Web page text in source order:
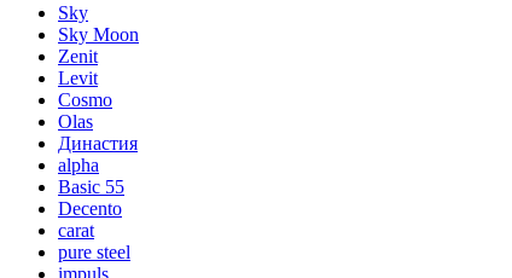
Sky
Sky Moon
Zenit
Levit
Cosmo
Olas
Династия
alpha
Basic 55
Decento
carat
pure steel
impuls